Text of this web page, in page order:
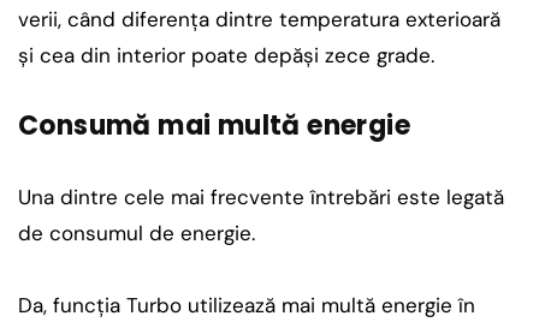
verii, când diferența dintre temperatura exterioară
și cea din interior poate depăși zece grade.
Consumă mai multă energie
Una dintre cele mai frecvente întrebări este legată
de consumul de energie.
Da, funcția Turbo utilizează mai multă energie în